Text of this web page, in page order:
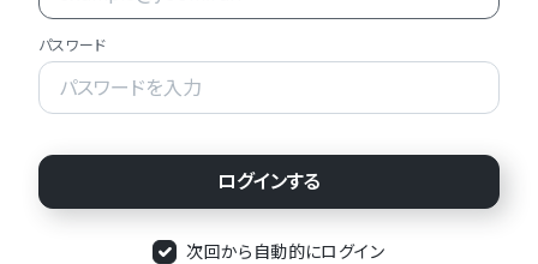
パスワード
次回から自動的にログイン